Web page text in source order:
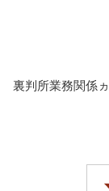
裏判所業務関係ヵ